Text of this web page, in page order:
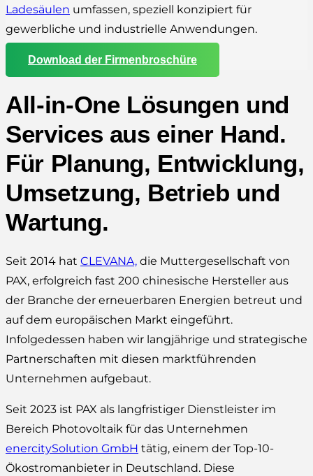
Ladesäulen umfassen, speziell konzipiert für
gewerbliche und industrielle Anwendungen.
Download der Firmenbroschüre
All-in-One Lösungen und
Services aus einer Hand.
Für Planung, Entwicklung,
Umsetzung, Betrieb und
Wartung.
Seit 2014 hat CLEVANA, die Muttergesellschaft von
PAX, erfolgreich fast 200 chinesische Hersteller aus
der Branche der erneuerbaren Energien betreut und
auf dem europäischen Markt eingeführt.
Infolgedessen haben wir langjährige und strategische
Partnerschaften mit diesen marktführenden
Unternehmen aufgebaut.
Seit 2023 ist PAX als langfristiger Dienstleister im
Bereich Photovoltaik für das Unternehmen
enercitySolution GmbH tätig, einem der Top-10-
Ökostromanbieter in Deutschland. Diese